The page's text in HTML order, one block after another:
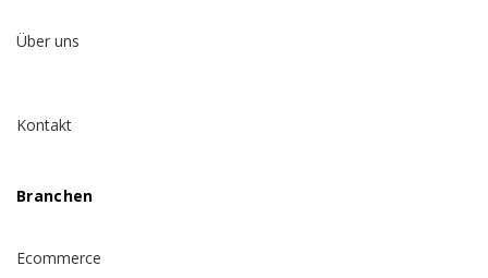
Über uns
Kontakt
Branchen
Ecommerce